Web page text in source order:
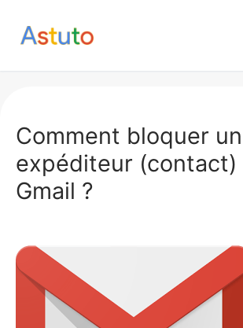
Comment bloquer un
expéditeur (contact)
Gmail ?